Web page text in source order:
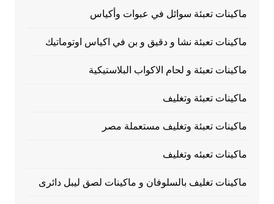
ماكينات تعبئة سوائل في عبوات وأكياس
ماكينات تعبئة نشا و دقيق و بن في اكياس اوتوماتيك
ماكينات تعبئة و لحام الاكواب البلاستيكية
ماكينات تعبئة وتغليف
ماكينات تعبئة وتغليف مستعملة مصر
ماكينات تعبئه وتغليف
ماكينات تغليف بالسلوفان و ماكينات لصق ليبل دائرى